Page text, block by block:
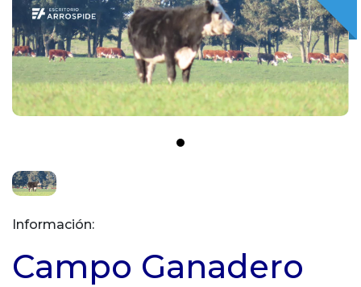
Información:
Campo Ganadero